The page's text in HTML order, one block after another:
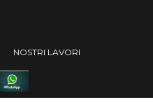
menù
NOSTRI LAVORI